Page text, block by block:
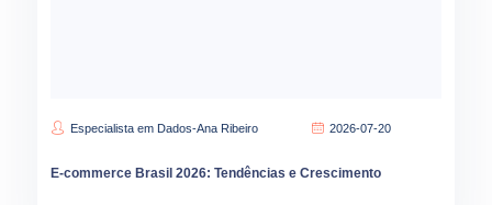
Especialista em Dados-Ana Ribeiro 2026-07-20
E-commerce Brasil 2026: Tendências e Crescimento